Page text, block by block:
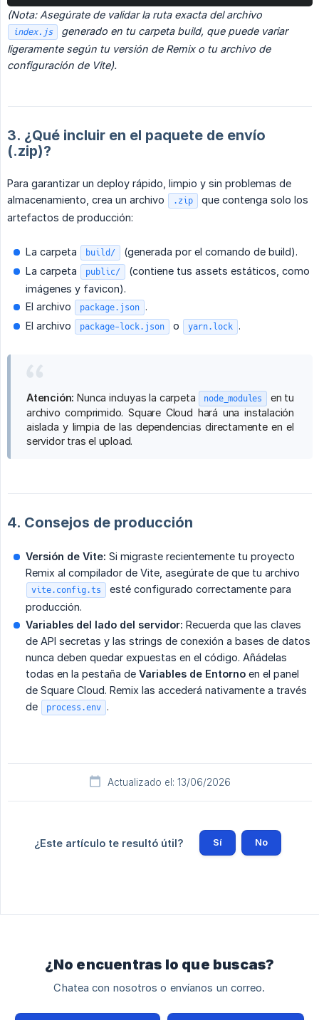
index.js
generado en tu carpeta build, que puede variar
ligeramente según tu versión de Remix o tu archivo de
configuración de Vite).
3. ¿Qué incluir en el paquete de envío
(.zip)?
Para garantizar un deploy rápido, limpio y sin problemas de
almacenamiento, crea un archivo
.zip
que contenga solo los
artefactos de producción:
La carpeta build/
(generada por el comando de build).
La carpeta
public/
(contiene tus assets estáticos, como
imágenes y favicon).
El archivo
package.json .
El archivo
package-lock.json o yarn.lock .
Atención: Nunca incluyas la carpeta node_modules
en tu
archivo comprimido. Square Cloud hará una instalación
aislada y limpia de las dependencias directamente en el
servidor tras el upload.
4. Consejos de producción
Versión de Vite: Si migraste recientemente tu proyecto
Remix al compilador de Vite, asegúrate de que tu archivo
vite.config.ts
esté configurado correctamente para
producción.
Variables del lado del servidor: Recuerda que las claves
de API secretas y las strings de conexión a bases de datos
nunca deben quedar expuestas en el código. Añádelas
todas en la pestaña de Variables de Entorno en el panel
de Square Cloud. Remix las accederá nativamente a través
de
process.env .
Actualizado el: 13/06/2026
¿Este artículo te resultó útil? Sí No
¿No encuentras lo que buscas?
Chatea con nosotros o envíanos un correo.